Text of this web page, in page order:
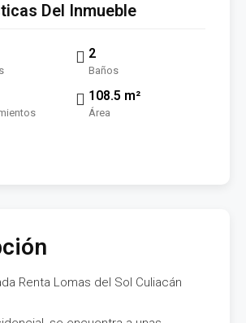
Del Inmueble
2
Baños
108.5 m²
Área
Renta Lomas del Sol Culiacán